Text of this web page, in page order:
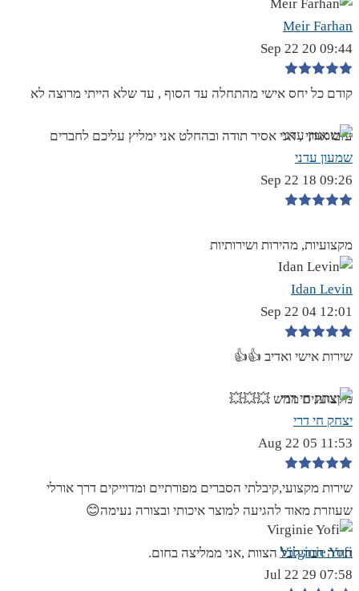
Meir Farhan
09:44 20 Sep 22
קודם כל יחס אישי מהתחלה עד הסוף , עד שלא הייתי מרוצה לא
עזבו אותי , אני אסיר תודה ובהחלט אני ימליץ עליכם לחברים
שמעון עדני
09:26 18 Sep 22
מקצועיות, מהירות ושירותיות
Idan Levin
12:01 04 Sep 22
שירות אישי ואדיב 👍👍
מקצוענים ממש 💥💥💥
יצחק חי דרי
11:53 05 Aug 22
שירות מקצועי,קיבלתי הסברים מפורתיים ומדוייקים דרך אורלי
שעוזרת מאוד להגיעה למוצר איכותי ובצורה נעימה😊
תודה רבה לכל הצוות ,אני ממליצה בחום.
Virginie Yofi
07:58 29 Jul 22